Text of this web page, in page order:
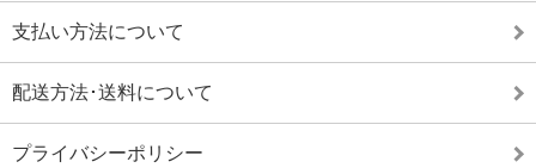
支払い方法について
配送方法･送料について
プライバシーポリシー